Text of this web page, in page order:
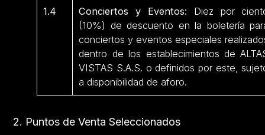
1.4 Conciertos y Eventos: Diez por
(10%) de descuento en la boletería
conciertos y eventos especiales
dentro de los establecimientos de
VISTAS S.A.S. o definidos por este,
a disponibilidad de aforo.
2. Puntos de Venta Seleccionados